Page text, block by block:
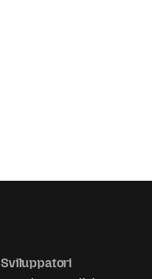
Sviluppatori